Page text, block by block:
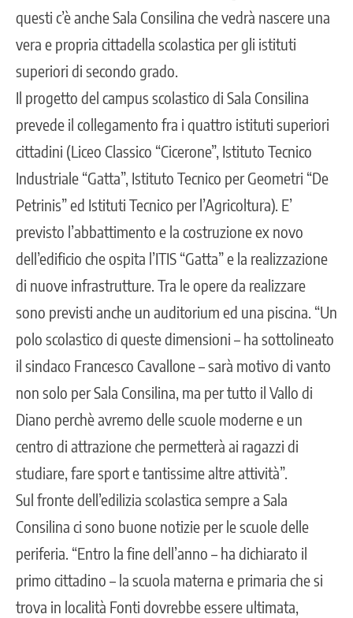
questi c’è anche Sala Consilina che vedrà nascere una
vera e propria cittadella scolastica per gli istituti
superiori di secondo grado.
Il progetto del campus scolastico di Sala Consilina
prevede il collegamento fra i quattro istituti superiori
cittadini (Liceo Classico “Cicerone”, Istituto Tecnico
Industriale “Gatta”, Istituto Tecnico per Geometri “De
Petrinis” ed Istituti Tecnico per l’Agricoltura). E’
previsto l’abbattimento e la costruzione ex novo
dell’edificio che ospita l’ITIS “Gatta” e la realizzazione
di nuove infrastrutture. Tra le opere da realizzare
sono previsti anche un auditorium ed una piscina. “Un
polo scolastico di queste dimensioni – ha sottolineato
il sindaco Francesco Cavallone – sarà motivo di vanto
non solo per Sala Consilina, ma per tutto il Vallo di
Diano perchè avremo delle scuole moderne e un
centro di attrazione che permetterà ai ragazzi di
studiare, fare sport e tantissime altre attività”.
Sul fronte dell’edilizia scolastica sempre a Sala
Consilina ci sono buone notizie per le scuole delle
periferia. “Entro la fine dell’anno – ha dichiarato il
primo cittadino – la scuola materna e primaria che si
trova in località Fonti dovrebbe essere ultimata,